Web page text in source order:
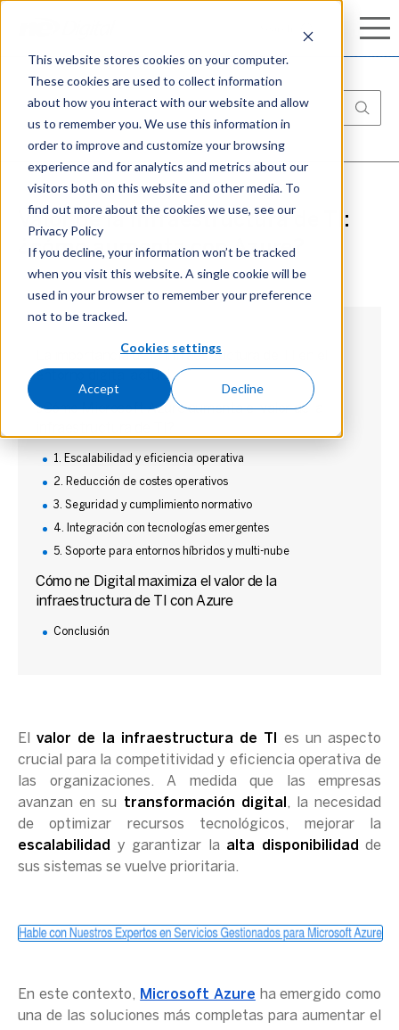
This website stores cookies on your computer.
These cookies are used to collect information
about how you interact with our website and allow
us to remember you. We use this information in
order to improve and customize your browsing
experience and for analytics and metrics about our
visitors both on this website and other media. To
find out more about the cookies we use, see our
Privacy Policy
If you decline, your information won’t be tracked
when you visit this website. A single cookie will be
used in your browser to remember your preference
not to be tracked.
Cookies settings
Accept Decline
Aprenda más
Valor de la infraestructura de TI:
¿cómo aumenta con Azure?
La importancia de la infraestructura de TI en el
entorno digital actual
¿Cómo Microsoft Azure aumenta el valor de la
1. Escalabilidad y eficiencia operativa
2. Reducción de costes operativos
3. Seguridad y cumplimiento normativo
4. Integración con tecnologías emergentes
5. Soporte para entornos híbridos y multi-nube
Cómo ne Digital maximiza el valor de la
infraestructura de TI con Azure
Conclusión
Elvalor de la infraestructura de TI
es un aspecto
crucial para la competitividad y eficiencia operativa de
las organizaciones. A medida que las empresas
avanzan en su transformación digital , la necesidad
de optimizar recursos tecnológicos, mejorar la
escalabilidad y garantizar la alta disponibilidadde
sus sistemas se vuelve prioritaria.
En este contexto, Microsoft Azure ha emergido como
una de las soluciones más completas para aumentar el